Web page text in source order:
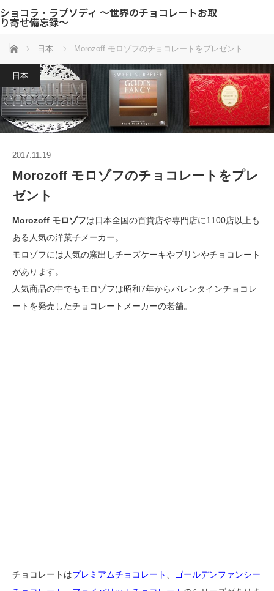
ショコラ・ラプソディ 〜世界のチョコレートお取
り寄せ備忘録〜
ホーム 日本 Morozoff モロゾフのチョコレートをプレゼント
日本
2017.11.19
Morozoff モロゾフのチョコレートをプレ
ゼント
Morozoff モロゾフは日本全国の百貨店や専門店に1100店以上も
ある人気の洋菓子メーカー。
モロゾフには人気の窯出しチーズケーキやプリンやチョコレート
があります。
人気商品の中でもモロゾフは昭和7年からバレンタインチョコレ
ートを発売したチョコレートメーカーの老舗。
チョコレートはプレミアムチョコレート
ゴールデンファンシー